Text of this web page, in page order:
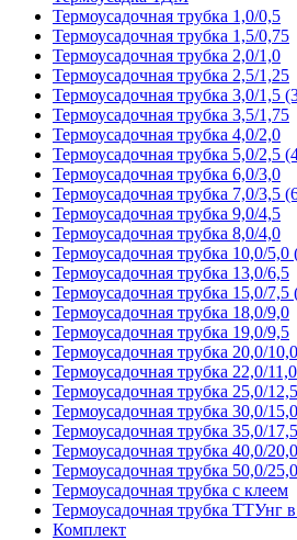
Термоусадочная трубка 1,0/0,5
Термоусадочная трубка 1,5/0,75
Термоусадочная трубка 2,0/1,0
Термоусадочная трубка 2,5/1,25
Термоусадочная трубка 3,0/1,5
Термоусадочная трубка 3,5/1,75
Термоусадочная трубка 4,0/2,0
Термоусадочная трубка 5,0/2,5
Термоусадочная трубка 6,0/3,0
Термоусадочная трубка 7,0/3,5
Термоусадочная трубка 9,0/4,5
Термоусадочная трубка 8,0/4,0
Термоусадочная трубка 10,0/5,0
Термоусадочная трубка 13,0/6,5
Термоусадочная трубка 15,0/7,5
Термоусадочная трубка 18,0/9,0
Термоусадочная трубка 19,0/9,5
Термоусадочная трубка 20,0/10,0
Термоусадочная трубка 22,0/11,0
Термоусадочная трубка 25,0/12,5
Термоусадочная трубка 30,0/15,0
Термоусадочная трубка 35,0/
Термоусадочная трубка 40,0/20,0
Термоусадочная трубка 50,0/25,0
Термоусадочная трубка с клеем
Термоусадочная трубка ТТУнг в
Комплект